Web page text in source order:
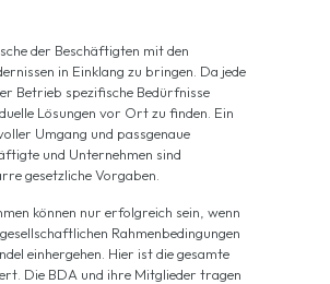
der Beschäftigten mit den
in Einklang zu bringen. Da jede
Betrieb spezifische Bedürfnisse
Lösungen vor Ort zu finden. Ein
Umgang und passgenaue
und Unternehmen sind
gesetzliche Vorgaben.
können nur erfolgreich sein, wenn
Rahmenbedingungen
einhergehen. Hier ist die gesamte
Die BDA und ihre Mitglieder tragen